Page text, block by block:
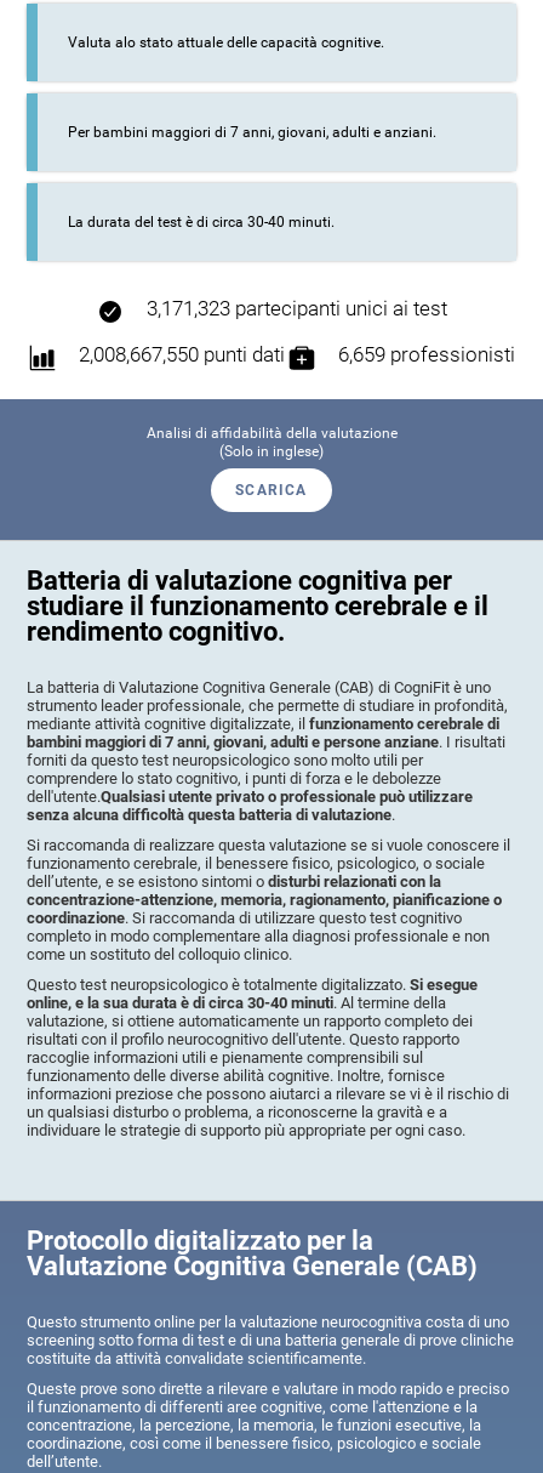
Valuta alo stato attuale delle capacità cognitive.
Per bambini maggiori di 7 anni, giovani, adulti e anziani.
La durata del test è di circa 30-40 minuti.
3,171,323 partecipanti unici ai test
2,008,667,550 punti dati
6,659 professionisti
Analisi di affidabilità della valutazione
(Solo in inglese)
SCARICA
Batteria di valutazione cognitiva per
studiare il funzionamento cerebrale e il
rendimento cognitivo.
La batteria di Valutazione Cognitiva Generale (CAB) di CogniFit è uno
strumento leader professionale, che permette di studiare in profondità,
mediante attività cognitive digitalizzate, ilfunzionamento cerebrale di
bambini maggiori di 7 anni, giovani, adulti e persone anziane. I risultati
forniti da questo test neuropsicologico sono molto utili per
comprendere lo stato cognitivo, i punti di forza e le debolezze
dell'utente.Qualsiasi utente privato o professionale può utilizzare
senza alcuna difficoltà questa batteria di valutazione.
Si raccomanda di realizzare questa valutazione se si vuole conoscere il
funzionamento cerebrale, il benessere fisico, psicologico, o sociale
dell’utente, e se esistono sintomi odisturbi relazionati con la
concentrazione-attenzione, memoria, ragionamento, pianificazione o
coordinazione. Si raccomanda di utilizzare questo test cognitivo
completo in modo complementare alla diagnosi professionale e non
come un sostituto del colloquio clinico.
Questo test neuropsicologico è totalmente digitalizzato.Si esegue
online, e la sua durata è di circa 30-40 minuti. Al termine della
valutazione, si ottiene automaticamente un rapporto completo dei
risultati con il profilo neurocognitivo dell'utente. Questo rapporto
raccoglie informazioni utili e pienamente comprensibili sul
funzionamento delle diverse abilità cognitive. Inoltre, fornisce
informazioni preziose che possono aiutarci a rilevare se vi è il rischio di
un qualsiasi disturbo o problema, a riconoscerne la gravità e a
individuare le strategie di supporto più appropriate per ogni caso.
Protocollo digitalizzato per la
Valutazione Cognitiva Generale (CAB)
Questo strumento online per la valutazione neurocognitiva costa di uno
screening sotto forma di test e di una batteria generale di prove cliniche
costituite da attività convalidate scientificamente.
Queste prove sono dirette a rilevare e valutare in modo rapido e preciso
il funzionamento di differenti aree cognitive, come l'attenzione e la
concentrazione, la percezione, la memoria, le funzioni esecutive, la
coordinazione, così come il benessere fisico, psicologico e sociale
dell’utente.